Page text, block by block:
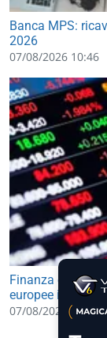
Banca MPS:
2026
07/08/2026 10:46
Finanza e
europee in
07/08/2026 09:30